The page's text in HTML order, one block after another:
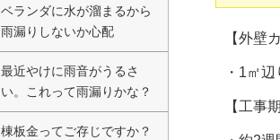
【外壁
・1㎡
【工事
ベランダに水が溜まるから
雨漏りしないか心配
最近やけに雨音がうるさ
い。これって雨漏りかな？
棟板金ってご存じですか？